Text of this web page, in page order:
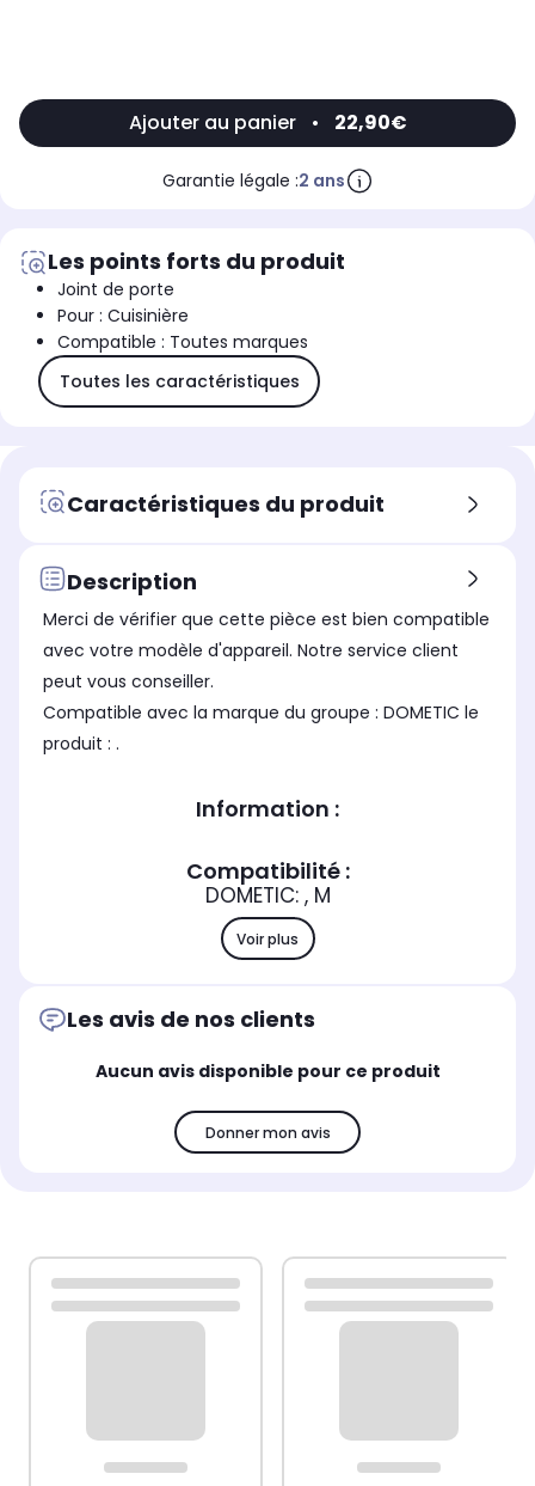
Ajouter au panier • 22,90€
Garantie légale :2 ans
Les points forts du produit
Joint de porte
Pour : Cuisinière
Compatible : Toutes marques
Toutes les caractéristiques
Caractéristiques du produit
Description
Merci de vérifier que cette pièce est bien compatible
avec votre modèle d'appareil. Notre service client
peut vous conseiller.
Compatible avec la marque du groupe : DOMETIC le
produit : .
Information :
Compatibilité :
DOMETIC: , M
Voir plus
Les avis de nos clients
Aucun avis disponible pour ce produit
Donner mon avis